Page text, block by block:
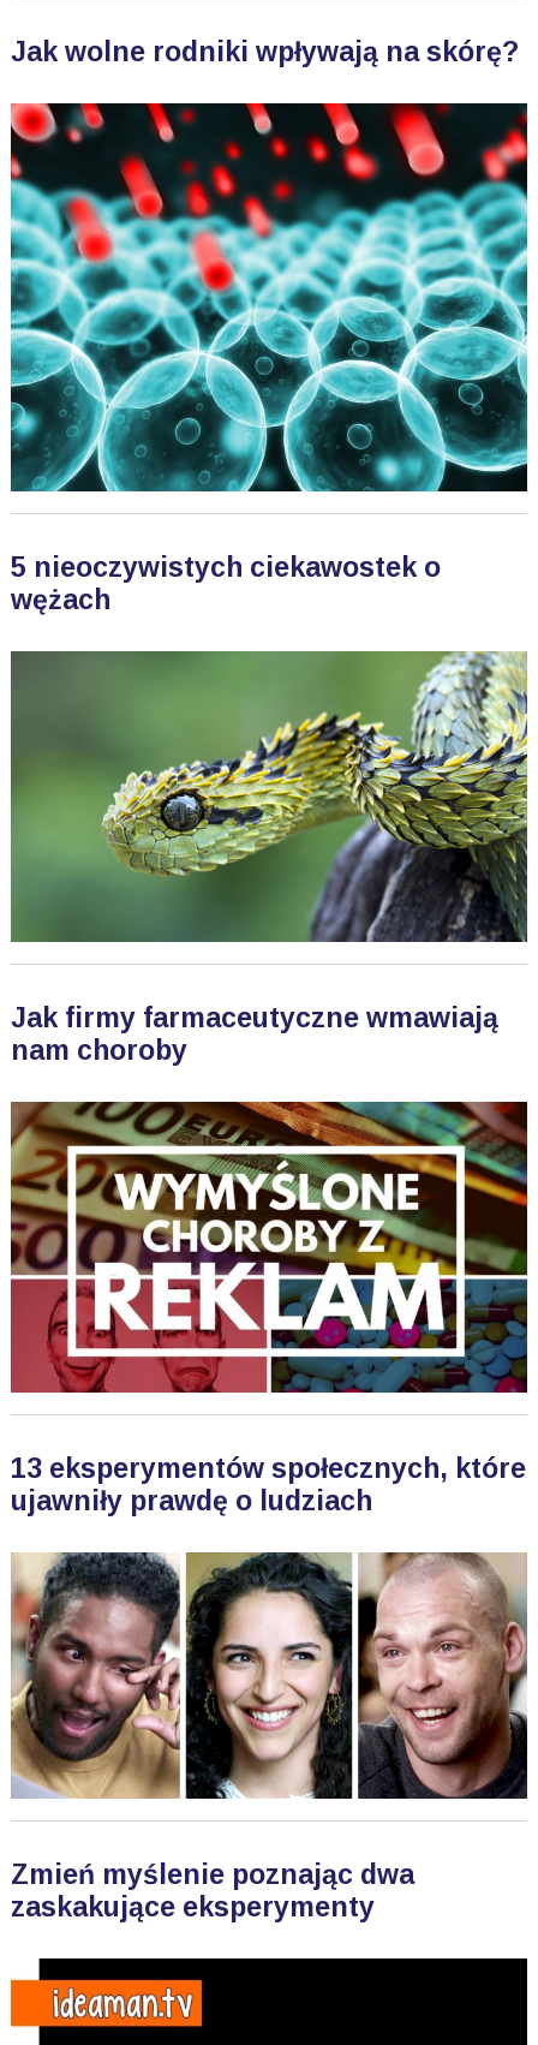
Jak wolne rodniki wpływają na skórę?
5 nieoczywistych ciekawostek o
wężach
Jak firmy farmaceutyczne wmawiają
nam choroby
13 eksperymentów społecznych, które
ujawniły prawdę o ludziach
Zmień myślenie poznając dwa
zaskakujące eksperymenty